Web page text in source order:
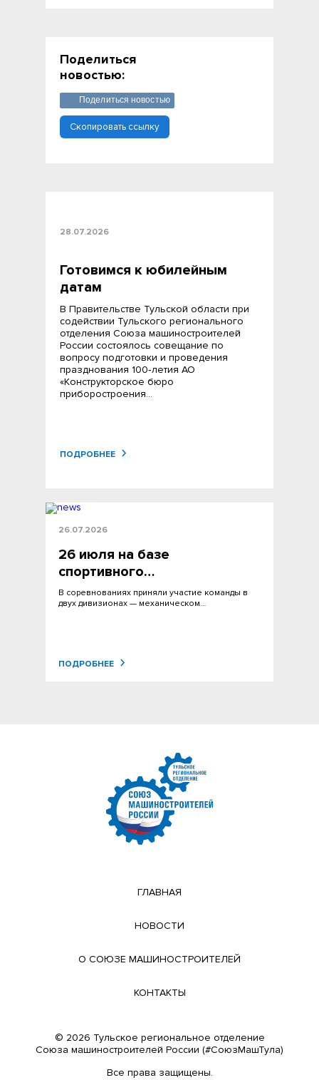
28.07.2026
Готовимся к юбилейным
датам
В Правительстве Тульской области при
содействии Тульского регионального
отделения Союза машиностроителей
России состоялось совещание по
вопросу подготовки и проведения
празднования 100‑летия АО
«Конструкторское бюро
приборостроения…
ПОДРОБНЕЕ
26.07.2026
26 июля на базе
спортивного…
В соревнованиях приняли участие команды в
двух дивизионах — механическом…
ПОДРОБНЕЕ
Поделиться
новостью:
Поделиться новостью
Скопировать ссылку
ГЛАВНАЯ
НОВОСТИ
О СОЮЗЕ МАШИНОСТРОИТЕЛЕЙ
КОНТАКТЫ
© 2026 Тульское региональное отделение
Cоюза машиностроителей России (#СоюзМашТула)
Все права защищены.